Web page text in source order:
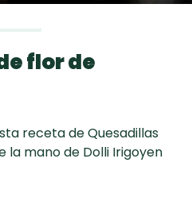
Galletas con
Raspaditas
flor de
receta de Quesadillas
la mano de Dolli Irigoyen